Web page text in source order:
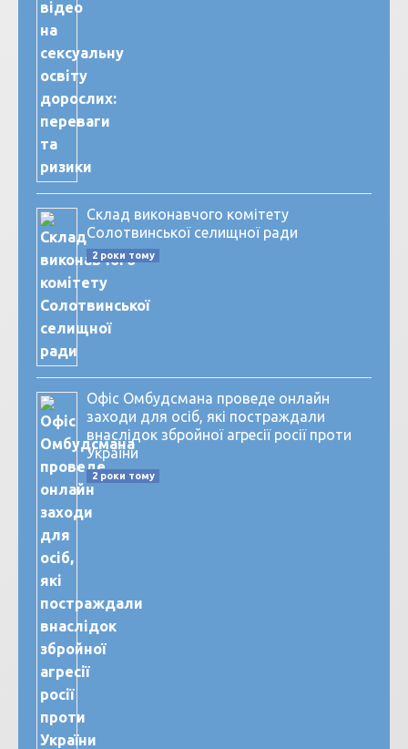
Склад виконавчого комітету
Солотвинської селищної ради
2 роки тому
Офіс Омбудсмана проведе онлайн
заходи для осіб, які постраждали
внаслідок збройної агресії росії проти
України
2 роки тому